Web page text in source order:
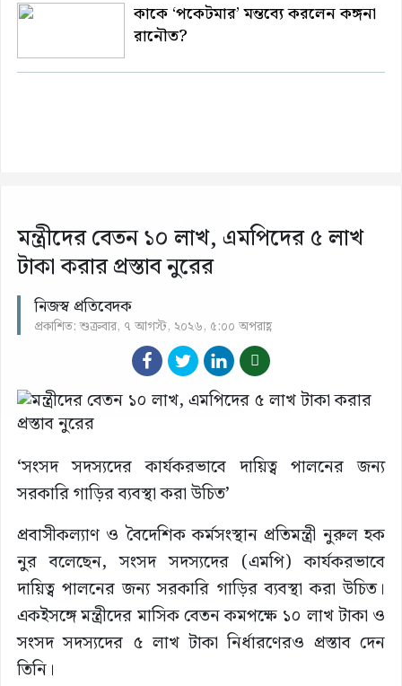
কাকে ‘পকেটমার’ মন্তব্যে করলেন কঙ্গনা
রানৌত?
মন্ত্রীদের বেতন ১০ লাখ, এমপিদের ৫ লাখ
টাকা করার প্রস্তাব নুরের
নিজস্ব প্রতিবেদক
প্রকাশিত: শুক্রবার, ৭ আগস্ট, ২০২৬, ৫:০০ অপরাহ্ণ
‘সংসদ সদস্যদের কার্যকরভাবে দায়িত্ব পালনের জন্য
সরকারি গাড়ির ব্যবস্থা করা উচিত’
প্রবাসীকল্যাণ ও বৈদেশিক কর্মসংস্থান প্রতিমন্ত্রী নুরুল হক
নুর বলেছেন, সংসদ সদস্যদের (এমপি) কার্যকরভাবে
দায়িত্ব পালনের জন্য সরকারি গাড়ির ব্যবস্থা করা উচিত।
একইসঙ্গে মন্ত্রীদের মাসিক বেতন কমপক্ষে ১০ লাখ টাকা ও
সংসদ সদস্যদের ৫ লাখ টাকা নির্ধারণেরও প্রস্তাব দেন
তিনি।